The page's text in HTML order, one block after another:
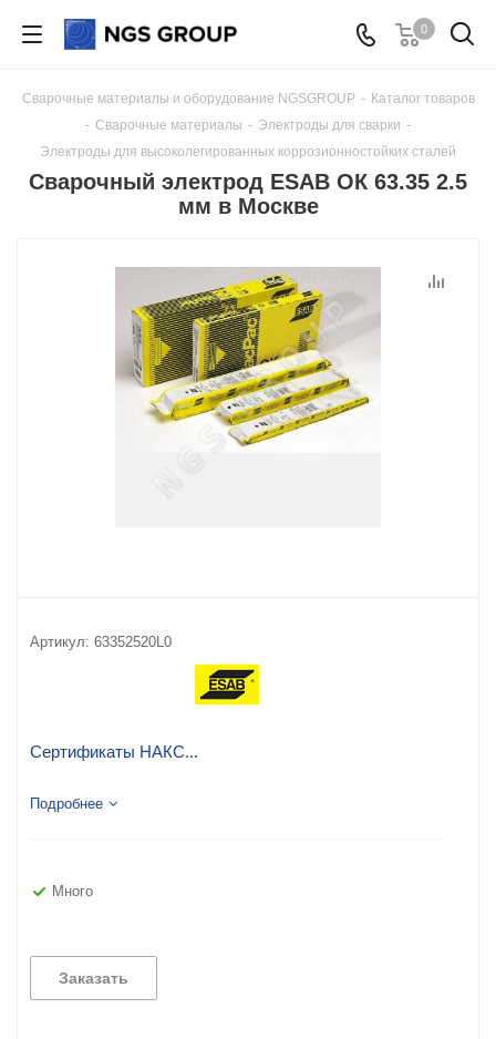
0
Сварочные материалы и оборудование NGSGROUP - Каталог товаров
- Сварочные материалы - Электроды для сварки -
Электроды для высоколегированных коррозионностойких сталей
Сварочный электрод ESAB ОК 63.35 2.5
мм в Москве
Артикул: 63352520L0
Сертификаты НАКС...
Подробнее
Много
Заказать